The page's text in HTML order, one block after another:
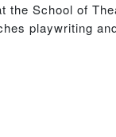
School of
playwriting